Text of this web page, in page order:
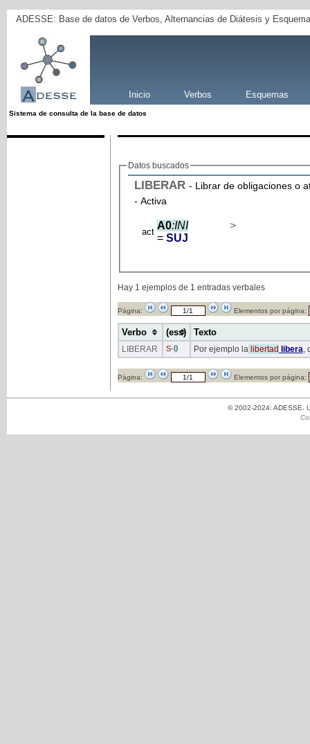
ADESSE: Base de datos de Verbos, Alternancias de Diátesis y
Inicio Verbos Esquemas
Sistema de consulta de la base de datos
Datos buscados
LIBERAR - Librar de obligaciones o
- Activa
act
A0:INI
= SUJ
>
Hay 1 ejemplos de 1 entradas verbales
Página: Elementos por página:
Verbo (ess) Texto
LIBERAR S-0 Por ejemplo lalibertad libera,
Página: Elementos por página:
© 2002-2024: ADESSE.